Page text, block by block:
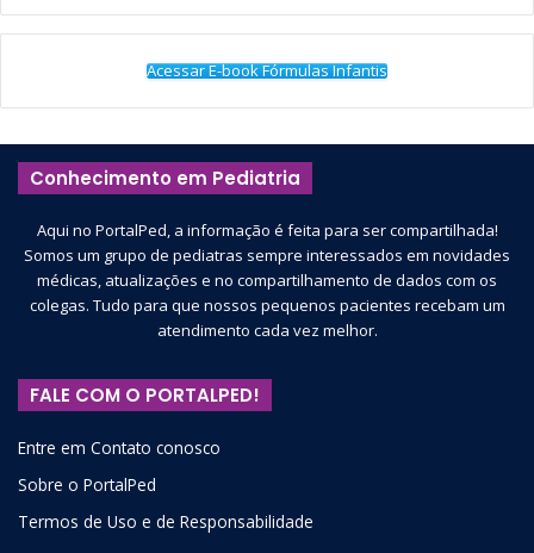
Acessar E-book Fórmulas Infantis
Conhecimento em Pediatria
Aqui no PortalPed, a informação é feita para ser compartilhada!
Somos um grupo de pediatras sempre interessados em novidades
médicas, atualizações e no compartilhamento de dados com os
colegas. Tudo para que nossos pequenos pacientes recebam um
atendimento cada vez melhor.
FALE COM O PORTALPED!
Entre em Contato conosco
Sobre o PortalPed
Termos de Uso e de Responsabilidade